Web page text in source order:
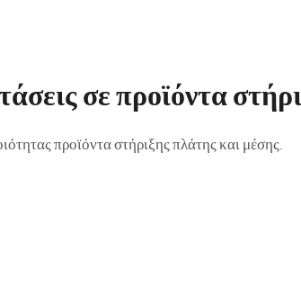
σε προϊόντα
προϊόντα στήριξης πλάτης και μέσης.